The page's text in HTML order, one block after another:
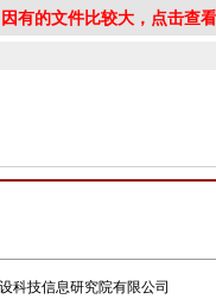
有的文件比较大，点击查
科技信息研究院有限公司